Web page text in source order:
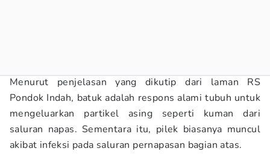
Menurut penjelasan yang dikutip dari laman RS
Pondok Indah, batuk adalah respons alami tubuh untuk
mengeluarkan partikel asing seperti kuman dari
saluran napas. Sementara itu, pilek biasanya muncul
akibat infeksi pada saluran pernapasan bagian atas.